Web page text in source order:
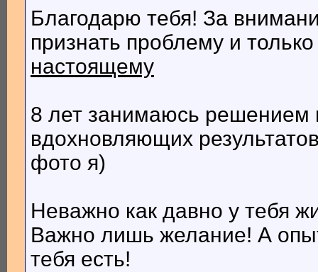
Благодарю тебя! За
признать проблему и
настоящему
8 лет занимаюсь решением
вдохновляющих
фото я)
Неважно как давно у тебя
Важно лишь желание! А
тебя есть!